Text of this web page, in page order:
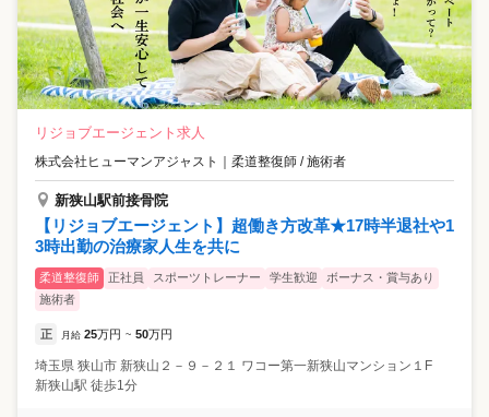
リジョブエージェント求人
株式会社ヒューマンアジャスト 柔道整復師 / 施術者
新狭山駅前接骨院
【リジョブエージェント】超働き方改革★17時半退社や1
3時出勤の治療家人生を共に
柔道整復師 正社員 スポーツトレーナー 学生歓迎
ボーナス・賞与あり
施術者
正 月給 25万円 ~ 50万円
埼玉県 狭山市 新狭山２－９－２１ ワコー第一新狭山マンション１F
新狭山駅 徒歩1分